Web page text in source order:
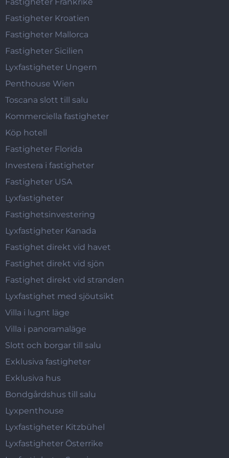
Fastigheter Kroatien
Fastigheter Mallorca
Fastigheter Sicilien
Lyxfastigheter Ungern
Penthouse Wien
Toscana slott till salu
Kommerciella fastigheter
Köp hotell
Fastigheter Florida
Investera i fastigheter
Fastigheter USA
Lyxfastigheter
Fastighetsinvestering
Lyxfastigheter Kanada
Fastighet direkt vid havet
Fastighet direkt vid sjön
Fastighet direkt vid stranden
Lyxfastighet med sjöutsikt
Villa i lugnt läge
Villa i panoramaläge
Slott och borgar till salu
Exklusiva fastigheter
Exklusiva hus
Bondgårdshus till salu
Lyxpenthouse
Lyxfastigheter Kitzbühel
Lyxfastigheter Österrike